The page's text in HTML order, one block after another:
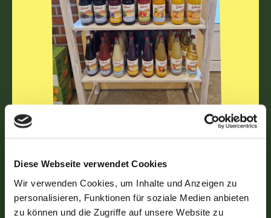
Diese Webseite verwendet Cookies
Wir verwenden Cookies, um Inhalte und Anzeigen zu
personalisieren, Funktionen für soziale Medien anbieten
zu können und die Zugriffe auf unsere Website zu
Aktuelles